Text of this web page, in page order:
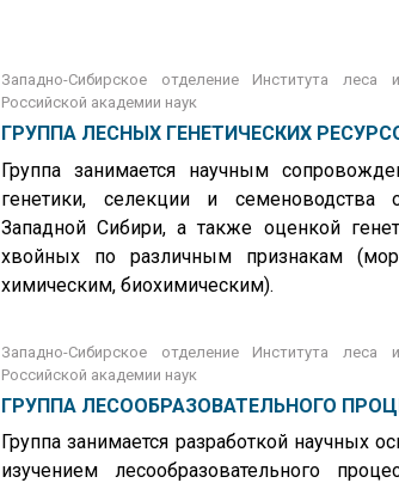
Западно-Сибирское отделение Института
Российской академии наук
ГРУППА ЛЕСНЫХ ГЕНЕТИЧЕСКИХ
Группа занимается научным
генетики, селекции и семеноводства
Западной Сибири, а также оценкой
хвойных по различным признакам
химическим, биохимическим).
Западно-Сибирское отделение Института
Российской академии наук
ГРУППА ЛЕСООБРАЗОВАТЕЛЬНОГО
Группа занимается разработкой научных
изучением лесообразовательного